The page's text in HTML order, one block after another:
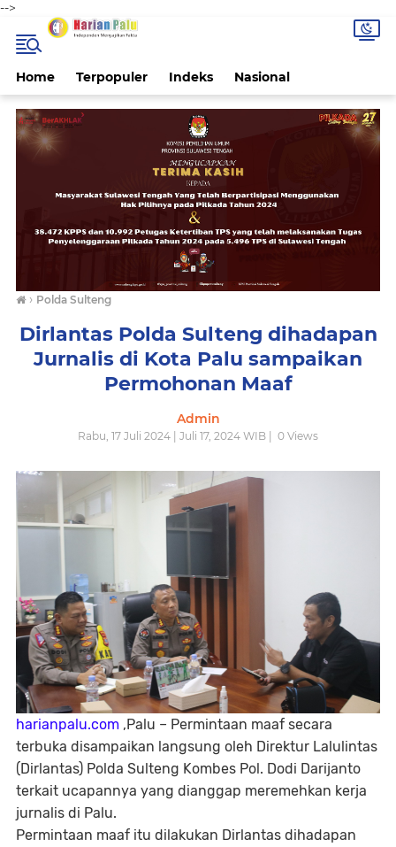
-->
Home Terpopuler Indeks Nasional
› Polda Sulteng
Dirlantas Polda Sulteng dihadapan
Jurnalis di Kota Palu sampaikan
Permohonan Maaf
Admin
Rabu, 17 Juli 2024 | Juli 17, 2024 WIB | 0 Views
harianpalu.com ,Palu – Permintaan maaf secara
terbuka disampaikan langsung oleh Direktur Lalulintas
(Dirlantas) Polda Sulteng Kombes Pol. Dodi Darijanto
terkait ucapannya yang dianggap meremehkan kerja
jurnalis di Palu.
Permintaan maaf itu dilakukan Dirlantas dihadapan